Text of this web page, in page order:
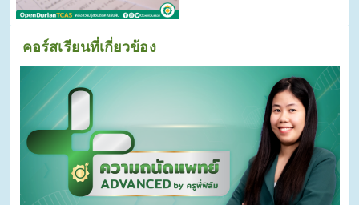
คอร์สเรียนที่เกี่ยวข้อง